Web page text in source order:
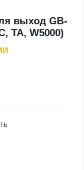
выход GB-
TA, W5000)